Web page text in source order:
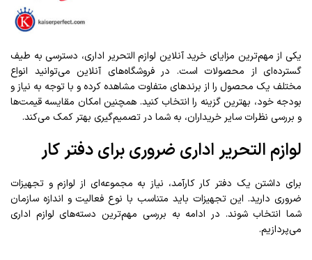
یکی از مهم‌ترین مزایای خرید آنلاین لوازم التحریر اداری، دسترسی به طیف
گسترده‌ای از محصولات است. در فروشگاه‌های آنلاین می‌توانید انواع
مختلف یک محصول را از برندهای متفاوت مشاهده کرده و با توجه به نیاز و
بودجه خود، بهترین گزینه را انتخاب کنید. همچنین امکان مقایسه قیمت‌ها
و بررسی نظرات سایر خریداران، به شما در تصمیم‌گیری بهتر کمک می‌کند.
لوازم التحریر اداری ضروری برای دفتر کار
برای داشتن یک دفتر کار کارآمد، نیاز به مجموعه‌ای از لوازم و تجهیزات
ضروری دارید. این تجهیزات باید متناسب با نوع فعالیت و اندازه سازمان
شما انتخاب شوند. در ادامه به بررسی مهم‌ترین دسته‌های لوازم اداری
می‌پردازیم.